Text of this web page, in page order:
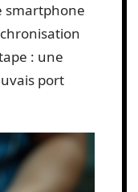
smartphone
: une
port